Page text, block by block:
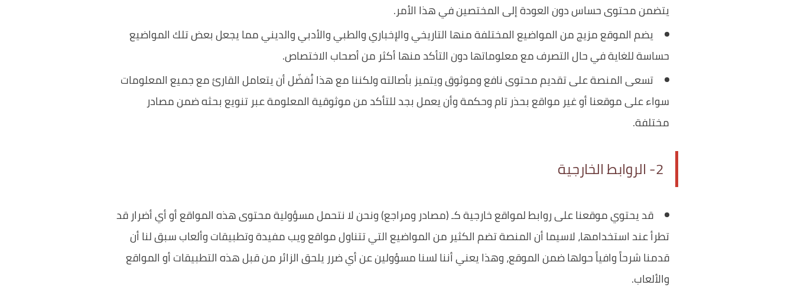
يتضمن محتوى حساس دون العودة إلى المختصين في هذا الأمر.
يضم الموقع مزيج من المواضيع المختلفة منها التاريخي والإخباري والطبي والأدبي والديني مما يجعل بعض تلك المواضيع
حساسة للغاية في حال التصرف مع معلوماتها دون التأكد منها أكثر من أصحاب الاختصاص.
تسعى المنصة على تقديم محتوى نافع وموثوق ويتميز بأصالته ولكننا مع هذا نُفضّل أن يتعامل القارئ مع جميع المعلومات
سواء على موقعنا أو غير مواقع بحذر تام وحكمة وأن يعمل بجد للتأكد من موثوقية المعلومة عبر تنويع بحثه ضمن مصادر
مختلفة.
2- الروابط الخارجية
قد يحتوي موقعنا على روابط لمواقع خارجية كـ (مصادر ومراجع) ونحن لا نتحمل مسؤولية محتوى هذه المواقع أو أي أضرار قد
تطرأ عند استخدامها، لاسيما أن المنصة تضم الكثير من المواضيع التي تتناول مواقع ويب مفيدة وتطبيقات وألعاب سبق لنا أن
قدمنا شرحاً وافياً حولها ضمن الموقع، وهذا يعني أننا لسنا مسؤولين عن أي ضرر يلحق الزائر من قبل هذه التطبيقات أو المواقع
والألعاب.